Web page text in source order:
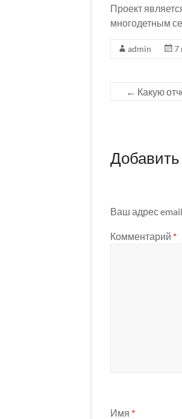
Проект
многодетным
admin 7
← Какую
Ваш адрес email
Комментарий *
Имя *